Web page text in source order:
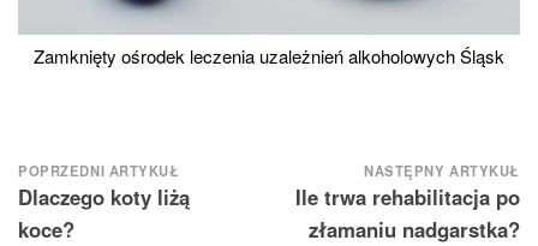
Zamknięty ośrodek leczenia uzależnień alkoholowych Śląsk
Nawigacja
wpisu
POPRZEDNI ARTYKUŁ
Dlaczego koty liżą
koce?
NASTĘPNY ARTYKUŁ
Ile trwa rehabilitacja po
złamaniu nadgarstka?